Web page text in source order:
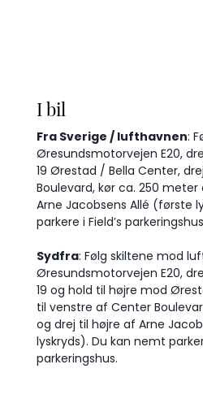
I bil
Fra Sverige / lufthavnen:
Øresundsmotorvejen E20,
19 Ørestad / Bella Center,
Boulevard, kør ca. 250
Arne Jacobsens Allé (første
parkere i Field’s
Sydfra: Følg skiltene mod
Øresundsmotorvejen E20,
19 og hold til højre mod
til venstre af Center
og drej til højre af Arne
lyskryds). Du kan nemt
parkeringshus.